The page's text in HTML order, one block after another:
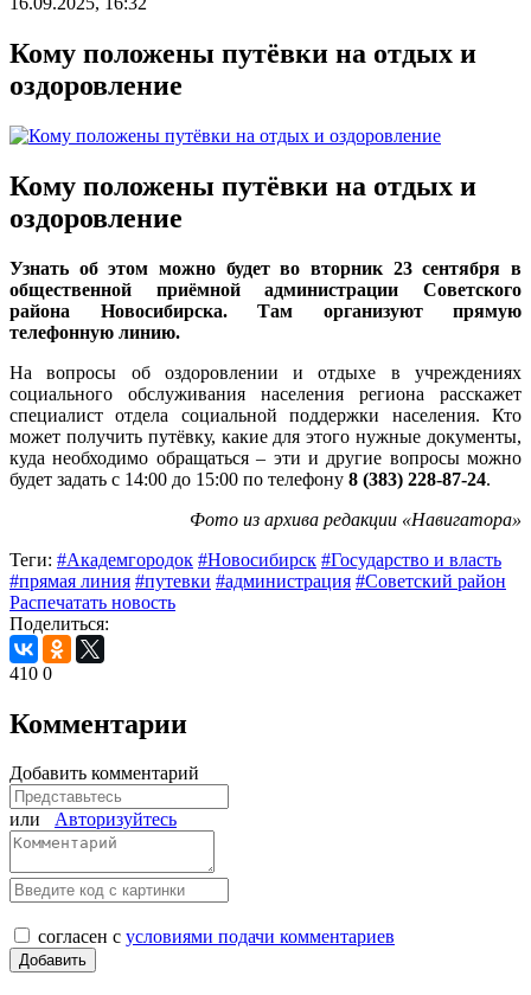
Кому положены путёвки на отдых и
оздоровление
Кому положены путёвки на отдых и
оздоровление
Узнать об этом можно будет во вторник 23 сентября в
общественной приёмной администрации Советского
района Новосибирска. Там организуют прямую
телефонную линию.
На вопросы об оздоровлении и отдыхе в учреждениях
социального обслуживания населения региона расскажет
специалист отдела социальной поддержки населения. Кто
может получить путёвку, какие для этого нужные документы,
куда необходимо обращаться – эти и другие вопросы можно
будет задать с 14:00 до 15:00 по телефону 8 (383) 228-87-24.
Фото из архива редакции «Навигатора»
Теги: #Академгородок #Новосибирск #Государство и власть
#прямая линия #путевки #администрация #Советский район
Распечатать новость
Поделиться:
410 0
Комментарии
Добавить комментарий
или Авторизуйтесь
согласен с условиями подачи комментариев